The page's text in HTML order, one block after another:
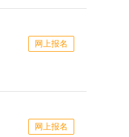
网上报名
网上报名